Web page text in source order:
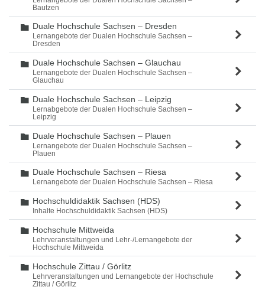
Bautzen
Ordner
Duale Hochschule Sachsen – Dresden
Lernangebote der Dualen Hochschule Sachsen –
Dresden
Ordner
Duale Hochschule Sachsen – Glauchau
Lernangebote der Dualen Hochschule Sachsen –
Glauchau
Ordner
Duale Hochschule Sachsen – Leipzig
Lernabgebote der Dualen Hochschule Sachsen –
Leipzig
Ordner
Duale Hochschule Sachsen – Plauen
Lernangebote der Dualen Hochschule Sachsen –
Plauen
Ordner
Duale Hochschule Sachsen – Riesa
Lernangebote der Dualen Hochschule Sachsen – Riesa
Ordner
Hochschuldidaktik Sachsen (HDS)
Inhalte Hochschuldidaktik Sachsen (HDS)
Ordner
Hochschule Mittweida
Lehrveranstaltungen und Lehr-/Lernangebote der
Hochschule Mittweida
Ordner
Hochschule Zittau / Görlitz
Lehrveranstaltungen und Lernangebote der Hochschule
Zittau / Görlitz